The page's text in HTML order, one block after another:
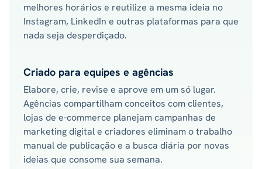
melhores horários e reutilize a mesma ideia no
Instagram, LinkedIn e outras plataformas para que
nada seja desperdiçado.
Criado para equipes e agências
Elabore, crie, revise e aprove em um só lugar.
Agências compartilham conceitos com clientes,
lojas de e-commerce planejam campanhas de
marketing digital e criadores eliminam o trabalho
manual de publicação e a busca diária por novas
ideias que consome sua semana.